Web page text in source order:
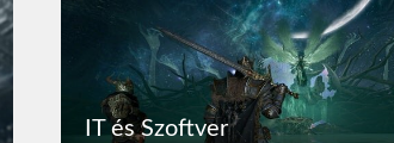
IT és Szoftver